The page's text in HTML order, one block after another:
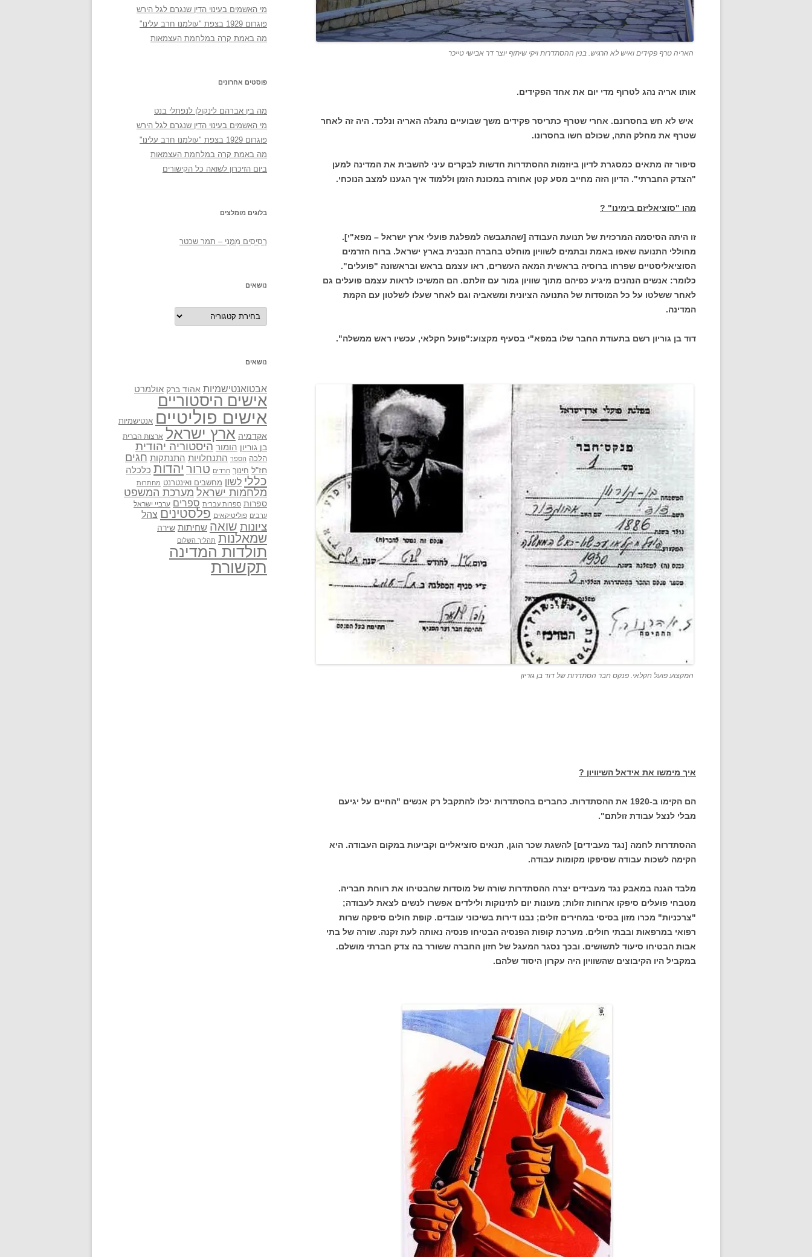
האריה טרף פקידים ואיש לא הרגיש. בנין ההסתדרות ויקי שיתוף יוצר דר אבישי טייכר
אותו אריה נהג לטרוף מדי יום את אחד הפקידים.
איש לא חש בחסרונם. אחרי שטרף כתריסר פקידים משך שבועיים נתגלה האריה ונלכד. היה זה לאחר
שטרף את מחלק התה, שכולם חשו בחסרונו.
סיפור זה מתאים כמסגרת לדיון ביוזמות ההסתדרות חדשות לבקרים עיני להשבית את המדינה למען
"הצדק החברתי". הדיון הזה מחייב מסע קטן אחורה במכונת הזמן וללמוד איך הגענו למצב הנוכחי.
מהו "סוציאליזם בימינו" ?
זו היתה הסיסמה המרכזית של תנועת העבודה [שהתגבשה למפלגת פועלי ארץ ישראל – מפא"י].
מחוללי התנועה שאפו באמת ובתמים לשוויון מוחלט בחברה הנבנית בארץ ישראל. ברוח הזרמים
הסוציאליסטיים שפרחו ברוסיה בראשית המאה העשרים, ראו עצמם בראש ובראשונה "פועלים".
כלומר: אנשים הנהנים מיגיע כפיהם מתוך שוויון גמור עם זולתם. הם המשיכו לראות עצמם פועלים גם
לאחר ששלטו על כל המוסדות של התנועה הציונית ומשאביה וגם לאחר שעלו לשלטון עם הקמת
המדינה.
דוד בן גוריון רשם בתעודת החבר שלו במפא"י בסעיף מקצוע:"פועל חקלאי, עכשיו ראש ממשלה".
המקצוע פועל חקלאי. פנקס חבר הסתדרות של דוד בן גוריון
איך מימשו את אידאל השיוויון ?
הם הקימו ב-1920 את ההסתדרות. כחברים בהסתדרות יכלו להתקבל רק אנשים "החיים על יגיעם
מבלי לנצל עבודת זולתם".
ההסתדרות לחמה [נגד מעבידים] להשגת שכר הוגן, תנאים סוציאליים וקביעות במקום העבודה. היא
הקימה לשכות עבודה שסיפקו מקומות עבודה.
מלבד הגנה במאבק נגד מעבידים יצרה ההסתדרות שורה של מוסדות שהבטיחו את רווחת חבריה.
מטבחי פועלים סיפקו ארוחות זולות; מעונות יום לתינוקות ולילדים אפשרו לנשים לצאת לעבודה;
"צרכניות" מכרו מזון בסיסי במחירים זולים; נבנו דירות בשיכוני עובדים. קופת חולים סיפקה שרות
רפואי במרפאות ובבתי חולים. מערכת קופות הפנסיה הבטיחו פנסיה נאותה לעת זקנה. שורה של בתי
אבות הבטיחו סיעוד לתשושים. ובכך נסגר המעגל של חזון החברה ששורר בה צדק חברתי מושלם.
במקביל היו הקיבוצים שהשוויון היה עקרון היסוד שלהם.
מי האשמים בעינוי הדין שנגרם לגל הירש
פוגרום 1929 בצפת "עולמנו חרב עלינו"
מה באמת קרה במלחמת העצמאות
פוסטים אחרונים
מה בין אברהם לינקולן לנפתלי בנט
מי האשמים בעינוי הדין שנגרם לגל הירש
פוגרום 1929 בצפת "עולמנו חרב עלינו"
מה באמת קרה במלחמת העצמאות
ביום הזיכרון לשואה כל הקישורים
בלוגים מומלצים
רְסִיסִים מִמֶנִי – תמר שכטר
נושאים
נושאים
נושאים
אבטואנטישמיות אהוד ברק אולמרט
אישים היסטוריים
אישים פוליטיים אנטישמיות
אקדמיה ארץ ישראל ארצות הברית
בן גוריון הומור היסטוריה יהודית
הלכה הספר התנחלויות התנתקות חגים
חז"ל חינוך חרדים טרור יהדות כלכלה
כללי לשון מחשבים ואינטרנט מחתרות
מלחמות ישראל מערכת המשפט
ספרות ספרות עברית ספרים ערביי ישראל
ערבים פוליטיקאים פלסטינים צהל
ציונות שואה שחיתות שירה
שמאלנות תהליך השלום
תולדות המדינה
תקשורת